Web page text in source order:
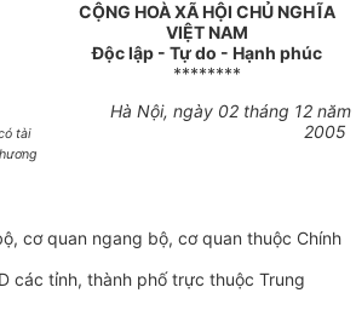
CỘNG HOÀ XÃ HỘI CHỦ NGHĨA
VIỆT NAM
Độc lập - Tự do - Hạnh phúc
********
tài
Hà Nội, ngày 02 tháng 12 năm
2005
cơ quan ngang bộ, cơ quan thuộc Chính
các tỉnh, thành phố trực thuộc Trung